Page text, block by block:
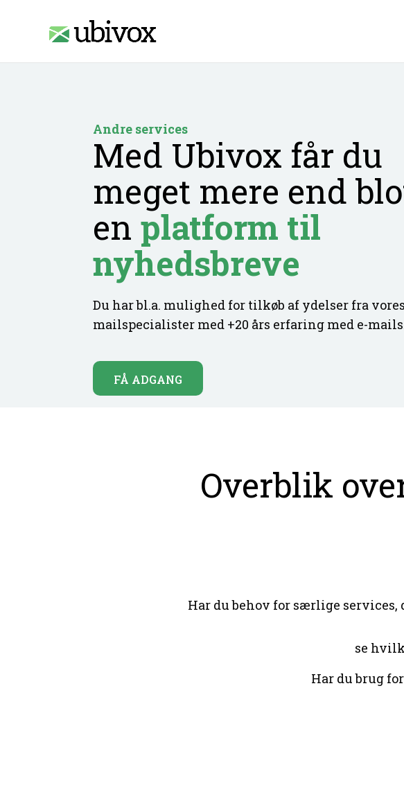
Andre services
Med Ubivox får du
meget mere end
enplatform til
nyhedsbreve
Du har bl.a. mulighed for tilkøb af ydelser fra
mailspecialister med +20 års erfaring med e-
FÅ ADGANG
Overblik
Har du behov for særlige
se
Har du brug